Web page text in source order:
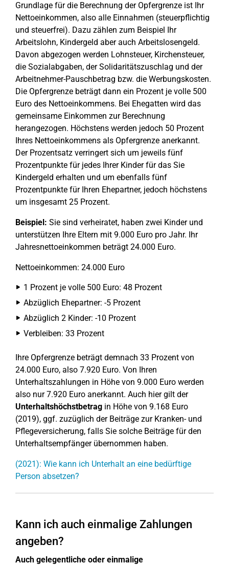
Grundlage für die Berechnung der Opfergrenze ist Ihr
Nettoeinkommen, also alle Einnahmen (steuerpflichtig
und steuerfrei). Dazu zählen zum Beispiel Ihr
Arbeitslohn, Kindergeld aber auch Arbeitslosengeld.
Davon abgezogen werden Lohnsteuer, Kirchensteuer,
die Sozialabgaben, der Solidaritätszuschlag und der
Arbeitnehmer-Pauschbetrag bzw. die Werbungskosten.
Die Opfergrenze beträgt dann ein Prozent je volle 500
Euro des Nettoeinkommens. Bei Ehegatten wird das
gemeinsame Einkommen zur Berechnung
herangezogen. Höchstens werden jedoch 50 Prozent
Ihres Nettoeinkommens als Opfergrenze anerkannt.
Der Prozentsatz verringert sich um jeweils fünf
Prozentpunkte für jedes Ihrer Kinder für das Sie
Kindergeld erhalten und um ebenfalls fünf
Prozentpunkte für Ihren Ehepartner, jedoch höchstens
um insgesamt 25 Prozent.
Beispiel: Sie sind verheiratet, haben zwei Kinder und
unterstützen Ihre Eltern mit 9.000 Euro pro Jahr. Ihr
Jahresnettoeinkommen beträgt 24.000 Euro.
Nettoeinkommen: 24.000 Euro
1 Prozent je volle 500 Euro: 48 Prozent
Abzüglich Ehepartner: -5 Prozent
Abzüglich 2 Kinder: -10 Prozent
Verbleiben: 33 Prozent
Ihre Opfergrenze beträgt demnach 33 Prozent von
24.000 Euro, also 7.920 Euro. Von Ihren
Unterhaltszahlungen in Höhe von 9.000 Euro werden
also nur 7.920 Euro anerkannt. Auch hier gilt der
Unterhaltshöchstbetrag in Höhe von 9.168 Euro
(2019), ggf. zuzüglich der Beiträge zur Kranken- und
Pflegeversicherung, falls Sie solche Beiträge für den
Unterhaltsempfänger übernommen haben.
(2021): Wie kann ich Unterhalt an eine bedürftige
Person absetzen?
Kann ich auch einmalige Zahlungen
angeben?
Auch gelegentliche oder einmalige